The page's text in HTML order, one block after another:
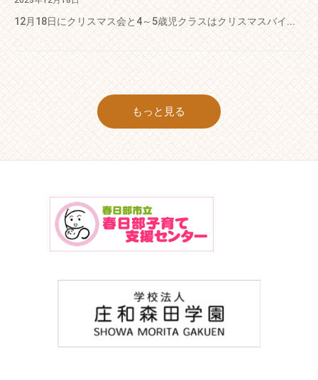
12月18日にクリスマス会と4～5歳児クラスはクリスマスバイ...
もっと見る